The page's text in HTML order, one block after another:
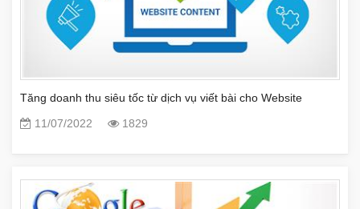
Tăng doanh thu siêu tốc từ dịch vụ viết bài cho Website
11/07/2022
1829